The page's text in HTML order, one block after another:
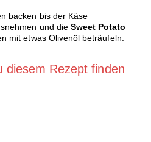
backen bis der Käse
und die Sweet Potato
mit etwas Olivenöl beträufeln.
diesem Rezept finden